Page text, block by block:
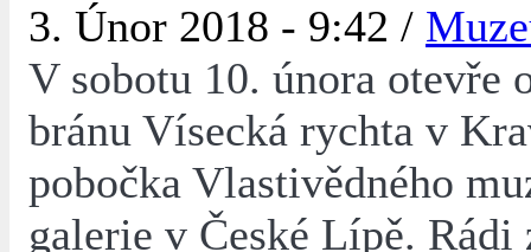
3. Únor 2018 - 9:42 /
V sobotu 10. února otevře
bránu Vísecká rychta v
pobočka Vlastivědného
galerie v České Lípě. Rádi